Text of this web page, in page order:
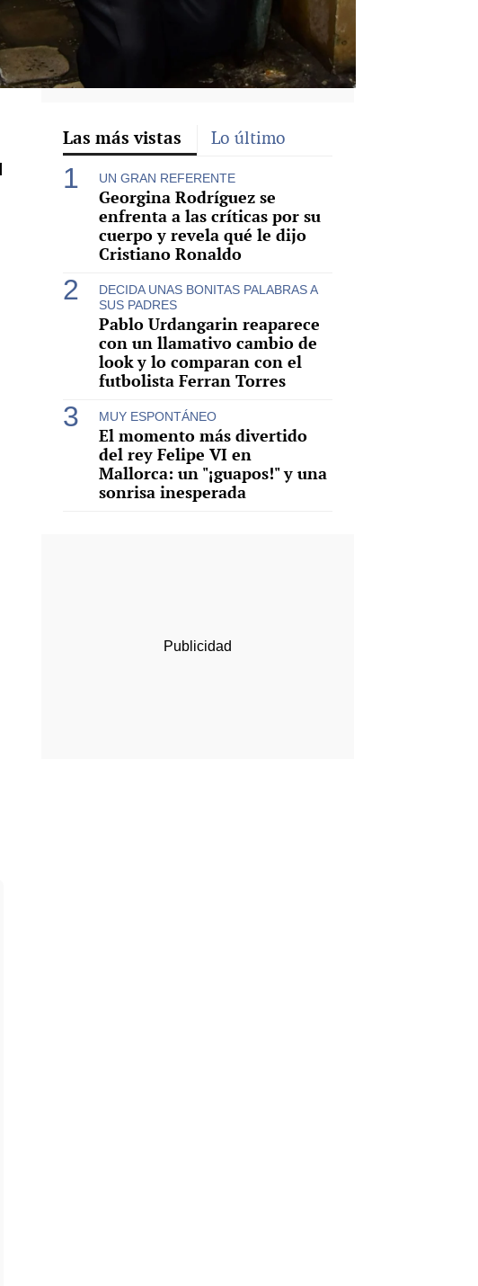
Las más vistas Lo último
UN GRAN REFERENTE
Georgina Rodríguez se
enfrenta a las críticas por su
cuerpo y revela qué le dijo
Cristiano Ronaldo
DECIDA UNAS BONITAS PALABRAS A
SUS PADRES
Pablo Urdangarin reaparece
con un llamativo cambio de
look y lo comparan con el
futbolista Ferran Torres
MUY ESPONTÁNEO
El momento más divertido
del rey Felipe VI en
Mallorca: un "¡guapos!" y una
sonrisa inesperada